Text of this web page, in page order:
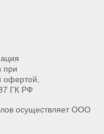
при
офертой,
ГК РФ
осуществляет ООО